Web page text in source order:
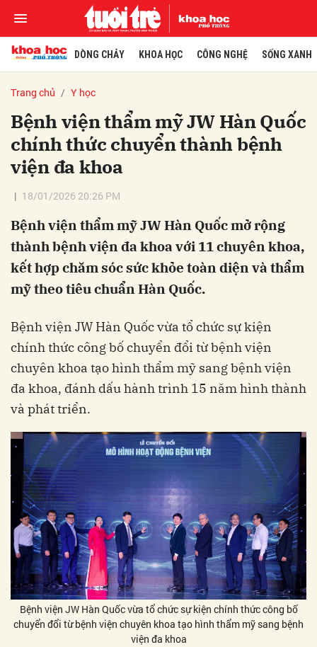
DÒNG CHẢY KHOA HỌC CÔNG NGHỆ SỐNG XANH
Trang chủ Y học
Bệnh viện thẩm mỹ JW Hàn Quốc
chính thức chuyển thành bệnh
viện đa khoa
18/01/2026 20:26 PM
Bệnh viện thẩm mỹ JW Hàn Quốc mở rộng
thành bệnh viện đa khoa với 11 chuyên khoa,
kết hợp chăm sóc sức khỏe toàn diện và thẩm
mỹ theo tiêu chuẩn Hàn Quốc.
Bệnh viện JW Hàn Quốc vừa tổ chức sự kiện
chính thức công bố chuyển đổi từ bệnh viện
chuyên khoa tạo hình thẩm mỹ sang bệnh viện
đa khoa, đánh dấu hành trình 15 năm hình thành
và phát triển.
Bệnh viện JW Hàn Quốc vừa tổ chức sự kiện chính thức công bố
chuyển đổi từ bệnh viện chuyên khoa tạo hình thẩm mỹ sang bệnh
viện đa khoa